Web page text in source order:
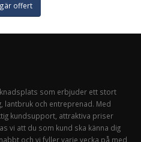
offert
som erbjuder ett stort
lantbruk och entreprenad. Med
kundsupport, attraktiva priser
vi att du som kund ska känna dig
och vi fyller varje vecka på med